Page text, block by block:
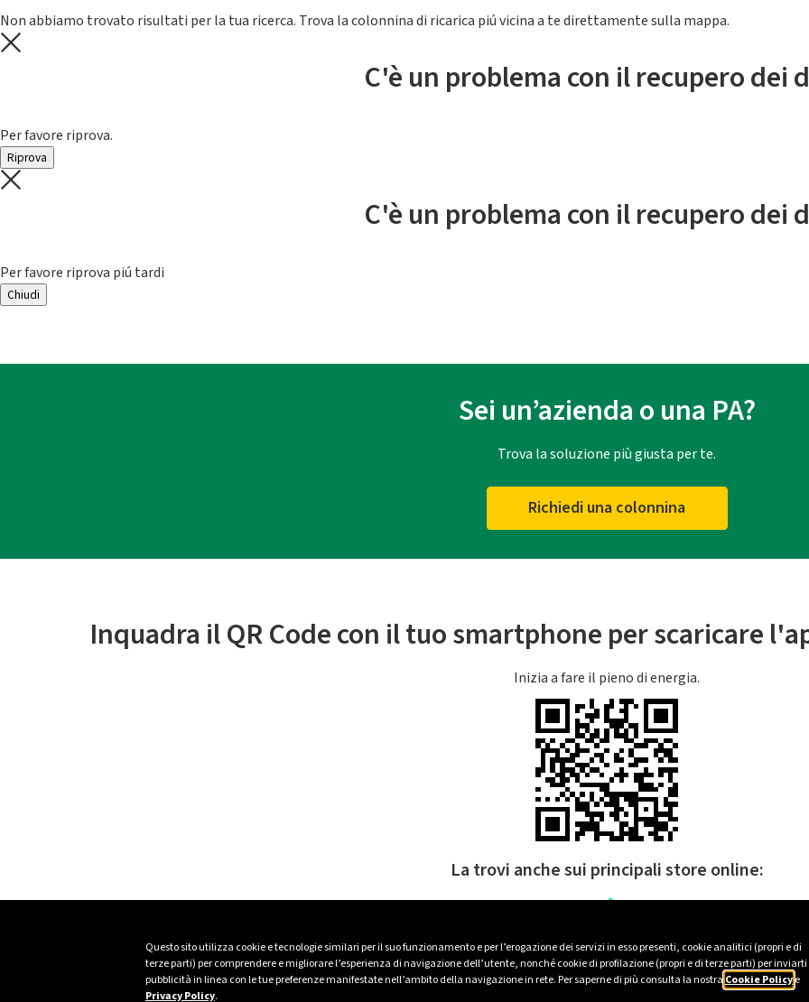
Questo sito utilizza cookie e tecnologie similari per il suo funzionamento e per l’erogazione dei servizi in esso presenti, cookie analitici (propri e di
terze parti) per comprendere e migliorare l’esperienza di navigazione dell’utente, nonché cookie di profilazione (propri e di terze parti) per inviarti
pubblicità in linea con le tue preferenze manifestate nell’ambito della navigazione in rete. Per saperne di più consulta la nostra Cookie Policye
Privacy Policy.
Non abbiamo trovato risultati per la tua ricerca. Trova la colonnina di ricarica piú vicina a te direttamente sulla mappa.
C'è un problema con il recupero dei
Per favore riprova.
Riprova
C'è un problema con il recupero dei
Per favore riprova piú tardi
Chiudi
Sei un’azienda o una PA?
Trova la soluzione più giusta per te.
Richiedi una colonnina
Inquadra il QR Code con il tuo smartphone per scaricare
Inizia a fare il pieno di energia.
La trovi anche sui principali store online: